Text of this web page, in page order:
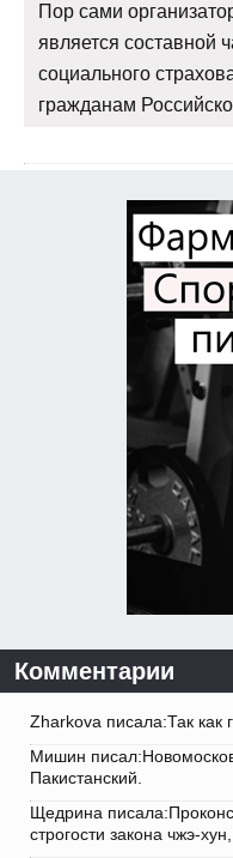
Пор сами
является составной
социального
гражданам
Комментарии
Zharkova писала:Так как
Мишин
Пакистанский.
Щедрина
строгости закона чжэ-